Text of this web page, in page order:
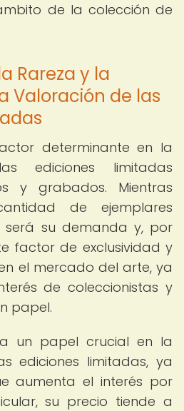
de la colección de
Rareza y la
Valoración de las
determinante en la
ediciones limitadas
y grabados. Mientras
de ejemplares
será su demanda y, por
factor de exclusividad y
el mercado del arte, ya
de coleccionistas y
papel.
un papel crucial en la
ediciones limitadas, ya
aumenta el interés por
su precio tiende a